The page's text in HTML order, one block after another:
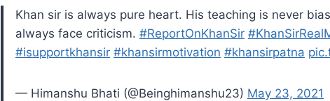
Khan sir is always pure heart. His teaching is never
always face criticism. #ReportOnKhanSir
#isupportkhansir #khansirmotivation #khansirpatna
— Himanshu Bhati (@Beinghimanshu23) May 23, 2021